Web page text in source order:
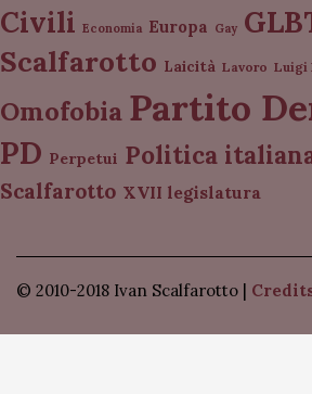
Civili Economia Europa Gay
Scalfarotto Laicità Lavoro Luigi
Omofobia Partito
PD Perpetui Politica
Scalfarotto XVII legislatura
© 2010-2018 Ivan Scalfarotto |